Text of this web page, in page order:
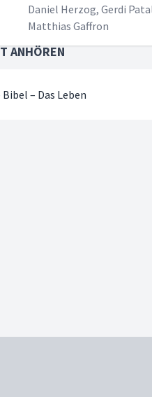
Daniel Herzog, Gerdi
Matthias Gaffron
ANHÖREN
Bibel – Das Leben